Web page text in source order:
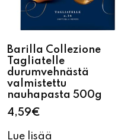
Barilla Collezione
Tagliatelle
durumvehnästä
valmistettu
nauhapasta 500g
4,59€
Lue lisää